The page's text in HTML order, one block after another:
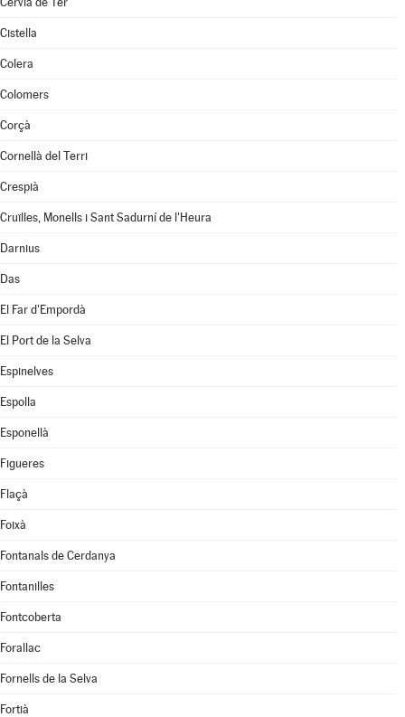
Cistella
Colera
Colomers
Corçà
Cornellà del Terri
Crespià
Cruïlles, Monells i Sant Sadurní de l'Heura
Darnius
Das
El Far d'Empordà
El Port de la Selva
Espinelves
Espolla
Esponellà
Figueres
Flaçà
Foixà
Fontanals de Cerdanya
Fontanilles
Fontcoberta
Forallac
Fornells de la Selva
Fortià